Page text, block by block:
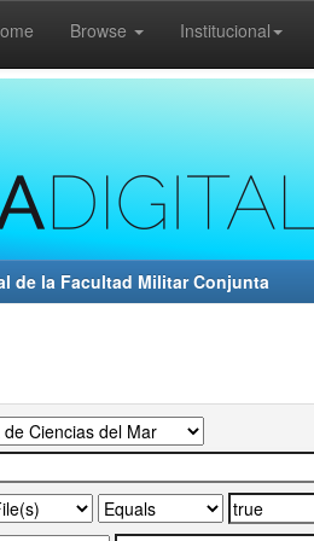
Browse Institucional
de la Facultad Militar Conjunta